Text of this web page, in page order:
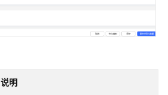
说明